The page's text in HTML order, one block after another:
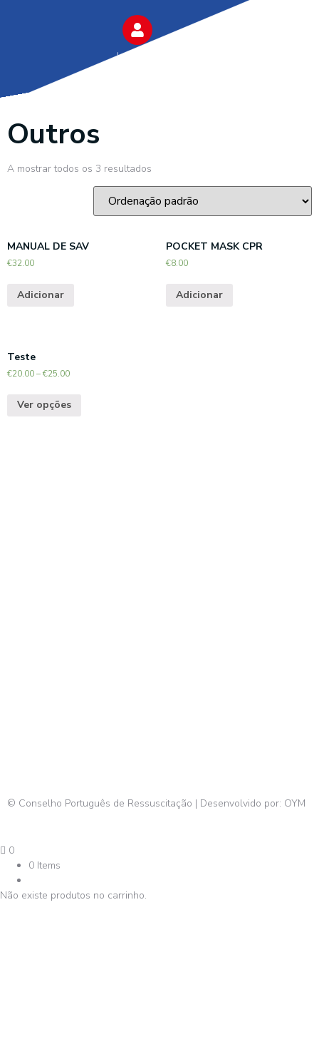
Login
Outros
A mostrar todos os 3 resultados
MANUAL DE SAV
€32.00
Adicionar
POCKET MASK CPR
€8.00
Adicionar
Teste
€20.00–€25.00
Ver opções
© Conselho Português de Ressuscitação | Desenvolvido por: OYM
0
0 Items
Não existe produtos no carrinho.